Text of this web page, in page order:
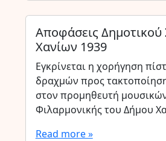
Αποφάσεις
Χανίων 1939
Εγκρίνεται η χορήγηση
δραχμών προς
στον προμηθευτή
Φιλαρμονικής του Δήμου
Read more »